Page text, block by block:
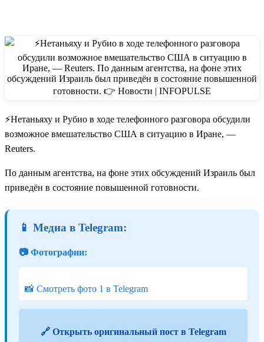
⚡️Нетаньяху и Рубио в ходе телефонного разговора обсудили
возможное вмешательство США в ситуацию в Иране, —
Reuters.
По данным агентства, на фоне этих обсуждений Израиль был
приведён в состояние повышенной готовности.
📱 Медиа в Telegram:
📷 Фотографии:
📸 Смотреть фото 1 в Telegram
🔗 Открыть оригинальный пост в Telegram